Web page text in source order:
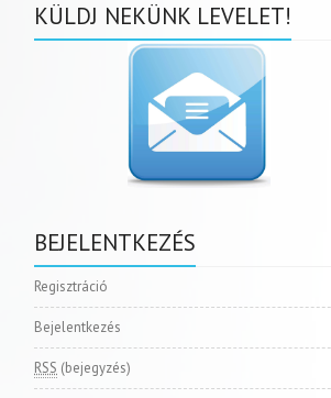
KÜLDJ NEKÜNK LEVELET!
BEJELENTKEZÉS
Regisztráció
Bejelentkezés
RSS (bejegyzés)